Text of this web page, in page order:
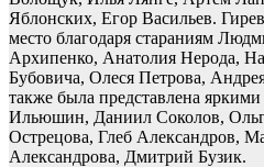
Яблонских, Егор Васильев.
место благодаря стараниям
Архипенко, Анатолия Нерода,
Бубовича, Олеся Петрова,
также была представлена
Ильюшин, Даниил Соколов,
Острецова, Глеб Александров,
Александрова, Дмитрий Бузик.